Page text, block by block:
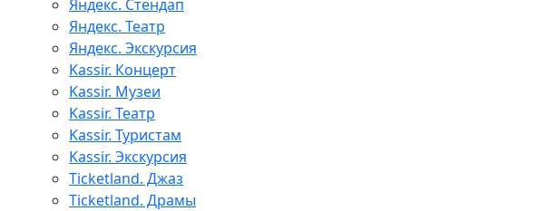
Яндекс. Стендап
Яндекс. Театр
Яндекс. Экскурсия
Kassir. Концерт
Kassir. Музеи
Kassir. Театр
Kassir. Туристам
Kassir. Экскурсия
Ticketland. Джаз
Ticketland. Драмы